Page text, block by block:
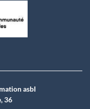
asbI
36